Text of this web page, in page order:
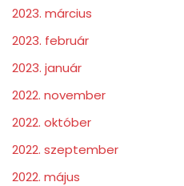
2023. március
2023. február
2023. január
2022. november
2022. október
2022. szeptember
2022. május